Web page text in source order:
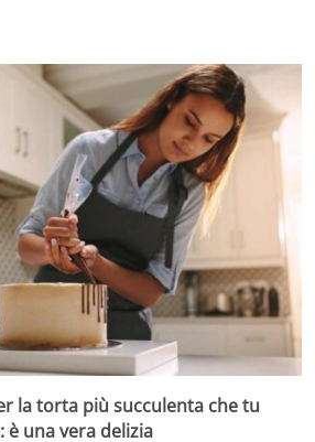
la torta più succulenta che tu
una vera delizia